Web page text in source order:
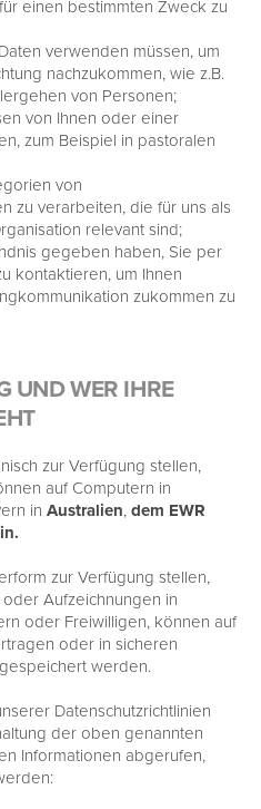
einen bestimmten Zweck zu
verwenden müssen, um
nachzukommen, wie z.B.
von Personen;
von Ihnen oder einer
zum Beispiel in pastoralen
von
zu verarbeiten, die für uns als
relevant sind;
gegeben haben, Sie per
kontaktieren, um Ihnen
zukommen zu
UND WER IHRE
zur Verfügung stellen,
auf Computern in
in Australien,dem EWR
zur Verfügung stellen,
Aufzeichnungen in
oder Freiwilligen, können auf
oder in sicheren
werden.
Datenschutzrichtlinien
der oben genannten
Informationen abgerufen,